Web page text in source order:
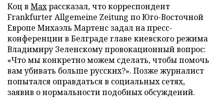
Коц в Махрассказал, что корреспондент
Frankfurter Allgemeine Zeitung по Юго-Восточной
Европе Михаэль Мартенс задал на пресс-
конференции в Белграде главе киевского режима
Владимиру Зеленскому провокационный вопрос:
«Что мы конкретно можем сделать, чтобы помочь
вам убивать больше русских?». Позже журналист
попытался оправдаться в социальных сетях,
заявив о нормальности подобных обсуждений.